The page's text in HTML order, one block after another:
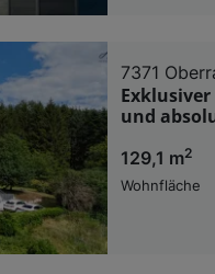
7371
und
129,1 m2
Wohnfläche